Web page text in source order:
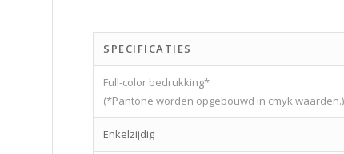
SPECIFICATIES
Full-color bedrukking*
(*Pantone worden opgebouwd in cmyk waarden.)
Enkelzijdig